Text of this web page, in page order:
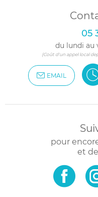
05
du lundi au
(Coût d'un appel local
EMAIL
pour
et